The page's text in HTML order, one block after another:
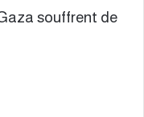
souffrent de